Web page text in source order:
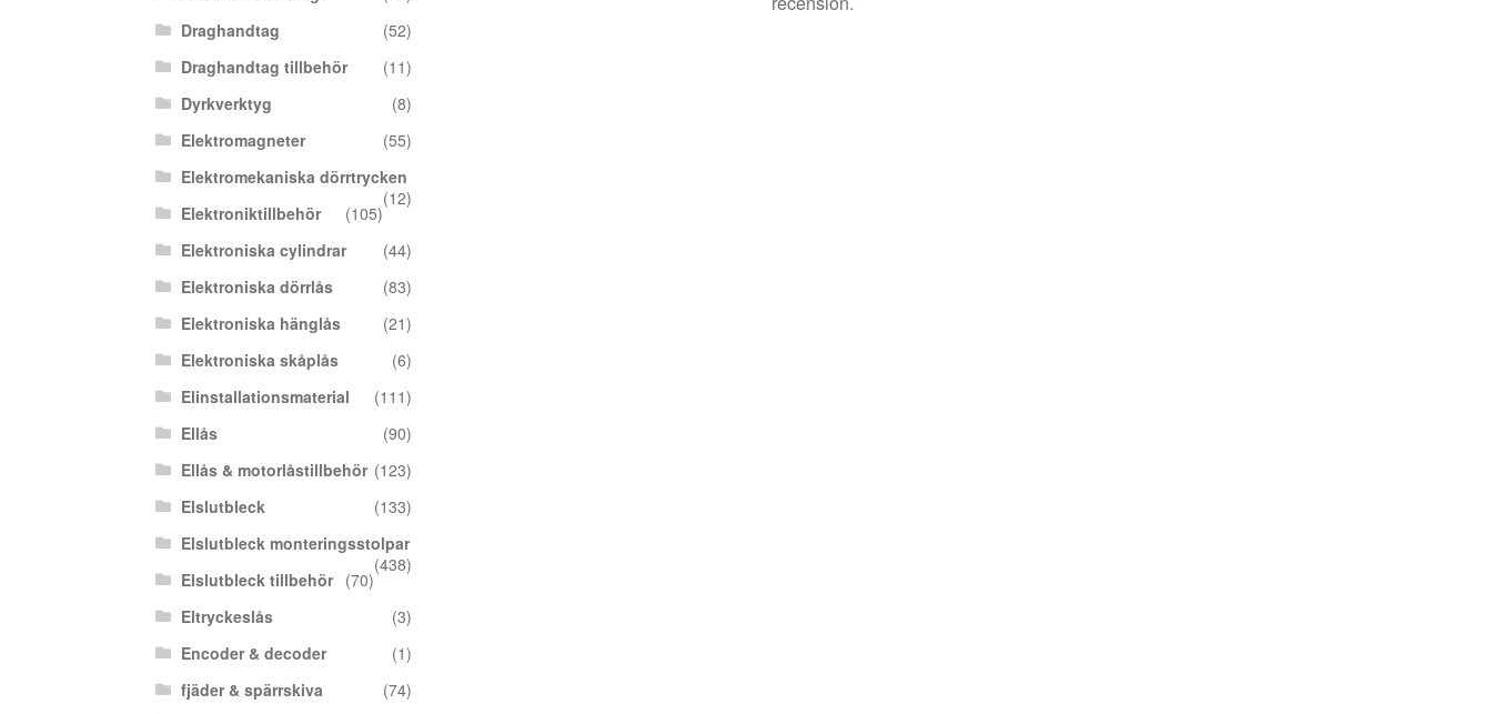
Draghandtag
(52)
Draghandtag tillbehör
(11)
Dyrkverktyg
(8)
Elektromagneter
(55)
Elektromekaniska dörrtrycken
(12)
Elektroniktillbehör
(105)
Elektroniska cylindrar
(44)
Elektroniska dörrlås
(83)
Elektroniska hänglås
(21)
Elektroniska skåplås
(6)
Elinstallationsmaterial
(111)
Ellås
(90)
Ellås & motorlåstillbehör (123)
Elslutbleck
(133)
Elslutbleck monteringsstolpar
(438)
Elslutbleck tillbehör
(70)
Eltryckeslås
(3)
Encoder & decoder
(1)
fjäder & spärrskiva
(74)